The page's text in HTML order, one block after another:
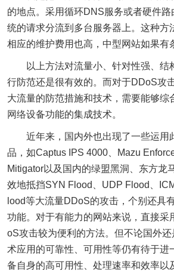
的地点。采用循环DNS服务或者硬件
统的请求分流到多台服务器上。这种方
相应的维护费用也高，中型网站如果有
以上方法对流量小、针对性强、结
行防范还是很有效的。而对于DDoS攻
大流量的防范措施和技术，需要能够综
网络设备功能的集成技术。
近年来，国内外也出现了一些运用
品，如Captus IPS 4000、Mazu
Mitigator以及国内的绿盟黑洞、东方龙
效地抵挡SYN Flood、UDP Flood、
lood等大流量DDoS的攻击，个别还具
功能。对于有能力的网站来说，直接采
oS攻击较为便利的方法。但不论国外
术应用的可靠性、可用性等仍有待于进
备自身的高可用性、处理速率和效率以